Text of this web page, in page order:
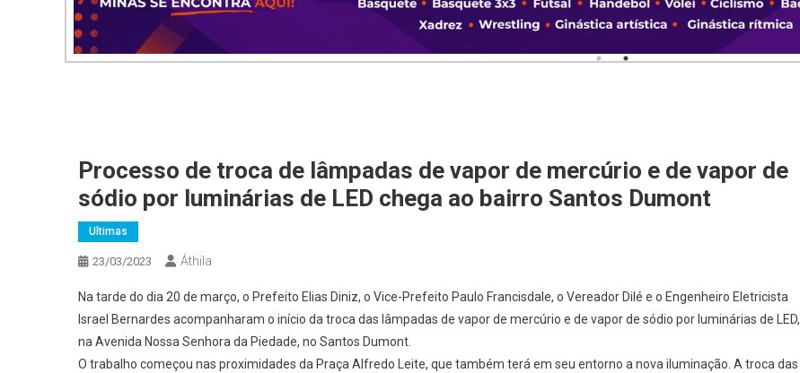
Processo de troca de lâmpadas de vapor de mercúrio e de vapor de
sódio por luminárias de LED chega ao bairro Santos Dumont
Ultimas
23/03/2023 Áthila
Na tarde do dia 20 de março, o Prefeito Elias Diniz, o Vice-Prefeito Paulo Francisdale, o Vereador Dilé e o Engenheiro Eletricista
Israel Bernardes acompanharam o início da troca das lâmpadas de vapor de mercúrio e de vapor de sódio por luminárias de LED,
na Avenida Nossa Senhora da Piedade, no Santos Dumont.
O trabalho começou nas proximidades da Praça Alfredo Leite, que também terá em seu entorno a nova iluminação. A troca das